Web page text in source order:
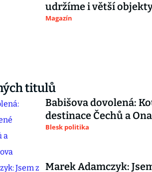
udržíme i větší
Magazín
titulů
Babišova dovolená:
destinace Čechů a
Blesk politika
Marek Adamczyk: